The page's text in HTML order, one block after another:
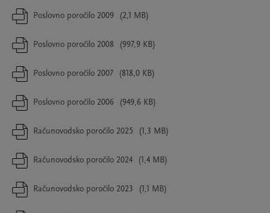
Poslovno poročilo 2009 (2,1 MB)
Poslovno poročilo 2008 (997,9 KB)
Poslovno poročilo 2007 (818,0 KB)
Poslovno poročilo 2006 (949,6 KB)
Računovodsko poročilo 2025 (1,3 MB)
Računovodsko poročilo 2024 (1,4 MB)
Računovodsko poročilo 2023 (1,1 MB)